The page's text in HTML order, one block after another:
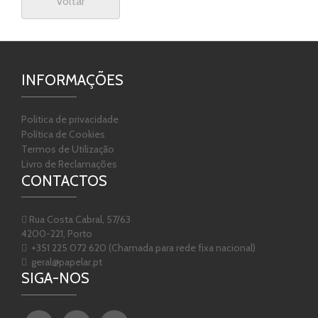
INFORMAÇÕES
Politica de privacidade
Política de Cookies
Termos de Utilização
Livro de Reclamações
CONTACTOS
Rua Costa Cabral, 57/63
4200-221, Porto
+351 225 072 620 (Chamada para rede fixa nacional)
geral@papelar.pt
SIGA-NOS